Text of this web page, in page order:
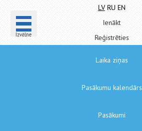
Izvēlne
LV RU EN
Ienākt
Reģistrēties
Laika ziņas
Pasākumu kalendārs
Pasākumi